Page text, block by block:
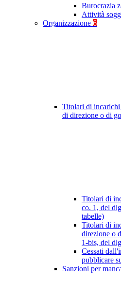
Burocrazia
Attività
Organizzazione 6
Titolari di
di direzione o di
Titolari di
co. 1, del
tabelle)
Titolari di
direzione o
1-bis, del
Cessati
pubblicare
Sanzioni per